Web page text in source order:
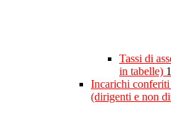
Tassi di
in tabelle)
Incarichi
(dirigenti e non